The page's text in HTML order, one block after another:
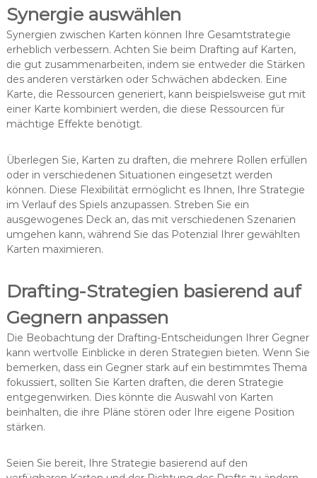
Synergie auswählen
Synergien zwischen Karten können Ihre Gesamtstrategie
erheblich verbessern. Achten Sie beim Drafting auf Karten,
die gut zusammenarbeiten, indem sie entweder die Stärken
des anderen verstärken oder Schwächen abdecken. Eine
Karte, die Ressourcen generiert, kann beispielsweise gut mit
einer Karte kombiniert werden, die diese Ressourcen für
mächtige Effekte benötigt.
Überlegen Sie, Karten zu draften, die mehrere Rollen erfüllen
oder in verschiedenen Situationen eingesetzt werden
können. Diese Flexibilität ermöglicht es Ihnen, Ihre Strategie
im Verlauf des Spiels anzupassen. Streben Sie ein
ausgewogenes Deck an, das mit verschiedenen Szenarien
umgehen kann, während Sie das Potenzial Ihrer gewählten
Karten maximieren.
Drafting-Strategien basierend auf
Gegnern anpassen
Die Beobachtung der Drafting-Entscheidungen Ihrer Gegner
kann wertvolle Einblicke in deren Strategien bieten. Wenn Sie
bemerken, dass ein Gegner stark auf ein bestimmtes Thema
fokussiert, sollten Sie Karten draften, die deren Strategie
entgegenwirken. Dies könnte die Auswahl von Karten
beinhalten, die ihre Pläne stören oder Ihre eigene Position
stärken.
Seien Sie bereit, Ihre Strategie basierend auf den